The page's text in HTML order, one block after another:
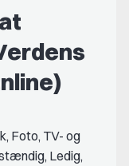
, Foto, TV- og
, Ledig,